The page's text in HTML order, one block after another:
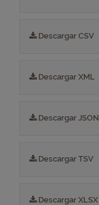
Descargar CSV
Descargar XML
Descargar JSON
Descargar TSV
Descargar XLSX